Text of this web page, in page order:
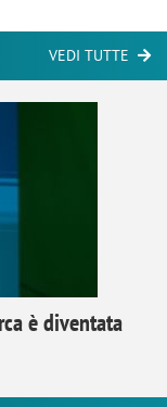
VEDI TUTTE
è diventata